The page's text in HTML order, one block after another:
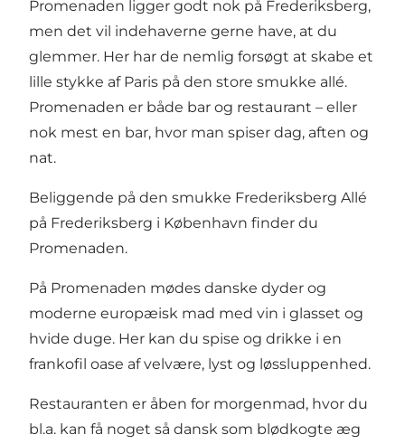
Promenaden ligger godt nok på Frederiksberg,
men det vil indehaverne gerne have, at du
glemmer. Her har de nemlig forsøgt at skabe et
lille stykke af Paris på den store smukke allé.
Promenaden er både bar og restaurant – eller
nok mest en bar, hvor man spiser dag, aften og
nat.
Beliggende på den smukke Frederiksberg Allé
på Frederiksberg i København finder du
Promenaden.
På Promenaden mødes danske dyder og
moderne europæisk mad med vin i glasset og
hvide duge. Her kan du spise og drikke i en
frankofil oase af velvære, lyst og løssluppenhed.
Restauranten er åben for morgenmad, hvor du
bl.a. kan få noget så dansk som blødkogte æg